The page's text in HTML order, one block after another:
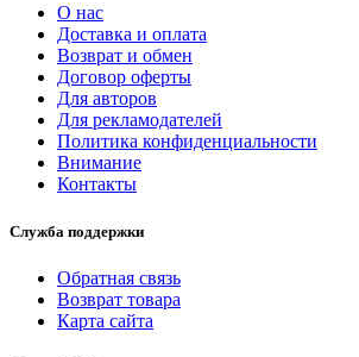
О нас
Доставка и оплата
Возврат и обмен
Договор оферты
Для авторов
Для рекламодателей
Политика конфиденциальности
Внимание
Контакты
Служба поддержки
Обратная связь
Возврат товара
Карта сайта